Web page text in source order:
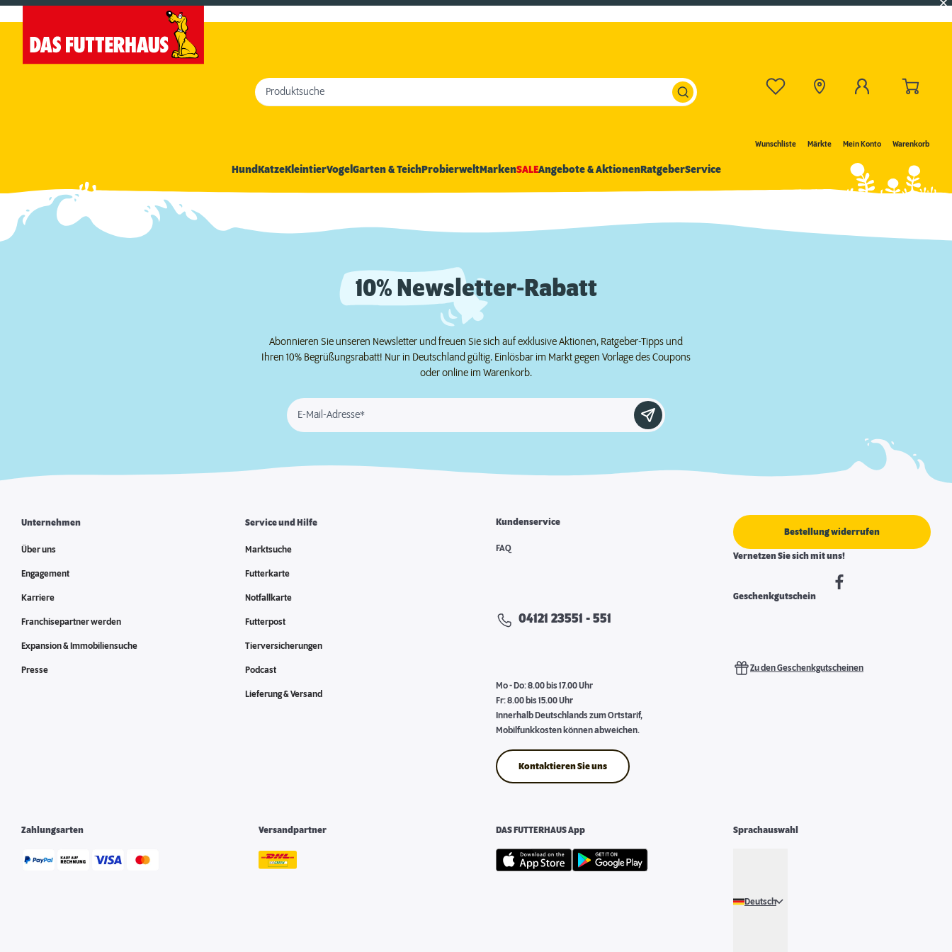
Wunschliste Märkte Mein Konto Warenkorb
Produktsuche
HundKatzeKleintierVogel Garten & TeichProbierweltMarkenSALEAngebote & AktionenRatgeberService
10% Newsletter-Rabatt
Abonnieren Sie unseren Newsletter und freuen Sie sich auf exklusive Aktionen, Ratgeber-Tipps und
Ihren 10% Begrüßungsrabatt! Nur in Deutschland gültig. Einlösbar im Markt gegen Vorlage des Coupons
oder online im Warenkorb.
E-Mail-Adresse*
Unternehmen
Über uns
Engagement
Karriere
Franchisepartner werden
Expansion & Immobiliensuche
Presse
Service und Hilfe
Marktsuche
Futterkarte
Notfallkarte
Futterpost
Tierversicherungen
Podcast
Lieferung & Versand
Kundenservice
FAQ
04121 23551 - 551
Mo - Do: 8.00 bis 17.00 Uhr
Fr: 8.00 bis 15.00 Uhr
Innerhalb Deutschlands zum Ortstarif,
Mobilfunkkosten können abweichen.
Kontaktieren Sie uns
Bestellung widerrufen
Vernetzen Sie sich mit uns!
Geschenkgutschein
Zu den Geschenkgutscheinen
Zahlungsarten Versandpartner DAS FUTTERHAUS App Sprachauswahl
Deutsch